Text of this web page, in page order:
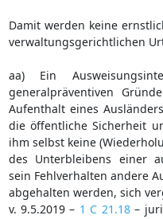
Damit werden keine
verwaltungsgerichtlichen
aa) Ein
generalpräventiven
Aufenthalt eines
die öffentliche Sicherheit
ihm selbst keine
des Unterbleibens einer
sein Fehlverhalten andere
abgehalten werden, sich
v. 9.5.2019 – 1 C 21.18–